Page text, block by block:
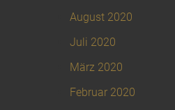
August 2020
Juli 2020
März 2020
Februar 2020